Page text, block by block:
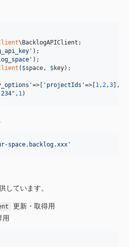
\ BacklogAPIClient
'
'
( $space, $key
'=>[ ' projectIds '=>[ 1,2,3 ],
234" , 1)
space.backlog.xxx '
しています。
更新・取得用
用